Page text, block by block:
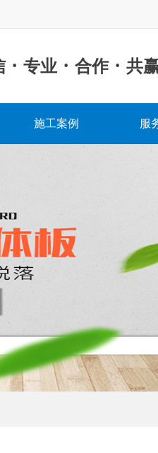
· 专业 · 合作 · 共
施工案例 服